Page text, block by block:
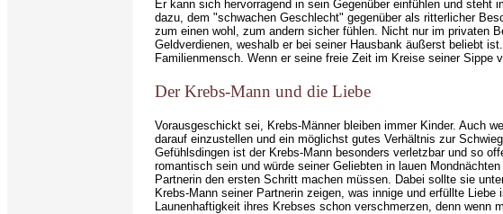
Er kann sich hervorragend in sein Gegenüber einfühlen und
dazu, dem "schwachen Geschlecht" gegenüber als ritterlicher
zum einen wohl, zum andern sicher fühlen. Nicht nur im privaten
Geldverdienen, weshalb er bei seiner Hausbank äußerst beliebt
Familienmensch. Wenn er seine freie Zeit im Kreise seiner
Der Krebs-Mann und die Liebe
Vorausgeschickt sei, Krebs-Männer bleiben immer Kinder. Auch
darauf einzustellen und ein möglichst gutes Verhältnis zur
Gefühlsdingen ist der Krebs-Mann besonders verletzbar und so
romantisch sein und würde seiner Geliebten in lauen
Partnerin den ersten Schritt machen müssen. Dabei sollte sie
Krebs-Mann seiner Partnerin zeigen, was innige und erfüllte
Launenhaftigkeit ihres Krebses schon verschmerzen, denn